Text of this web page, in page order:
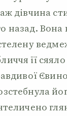
дівчина
назад. Вона
її сяяло